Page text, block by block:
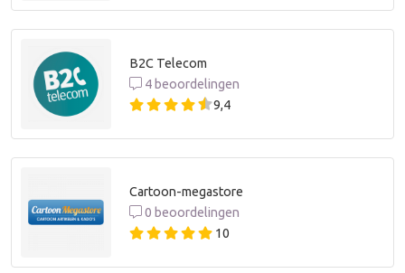
B2C Telecom
4 beoordelingen
9,4
Cartoon-megastore
0 beoordelingen
10